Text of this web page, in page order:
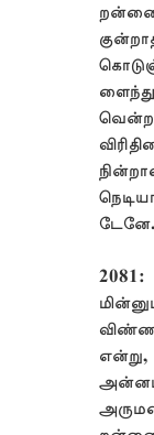
ளைந்து
2081:
என்று,